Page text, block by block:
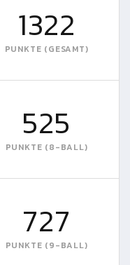
1322
PUNKTE (GESAMT)
525
PUNKTE (8-BALL)
727
PUNKTE (9-BALL)